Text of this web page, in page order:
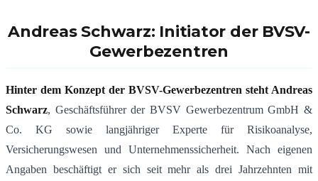
Andreas Schwarz: Initiator der BVSV-
Gewerbezentren
Hinter dem Konzept der BVSV-Gewerbezentren steht Andreas
Schwarz, Geschäftsführer der BVSV Gewerbezentrum GmbH &
Co. KG sowie langjähriger Experte für Risikoanalyse,
Versicherungswesen und Unternehmenssicherheit. Nach eigenen
Angaben beschäftigt er sich seit mehr als drei Jahrzehnten mit